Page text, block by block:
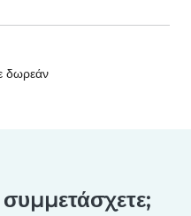
δωρεάν
συμμετάσχετε;